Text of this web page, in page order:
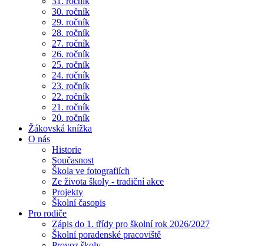
30. ročník
29. ročník
28. ročník
27. ročník
26. ročník
25. ročník
24. ročník
23. ročník
22. ročník
21. ročník
20. ročník
Žákovská knížka
O nás
Historie
Současnost
Škola ve fotografiích
Ze života školy - tradiční akce
Projekty
Školní časopis
Pro rodiče
Zápis do 1. třídy pro školní rok 2026/2027
Školní poradenské pracoviště